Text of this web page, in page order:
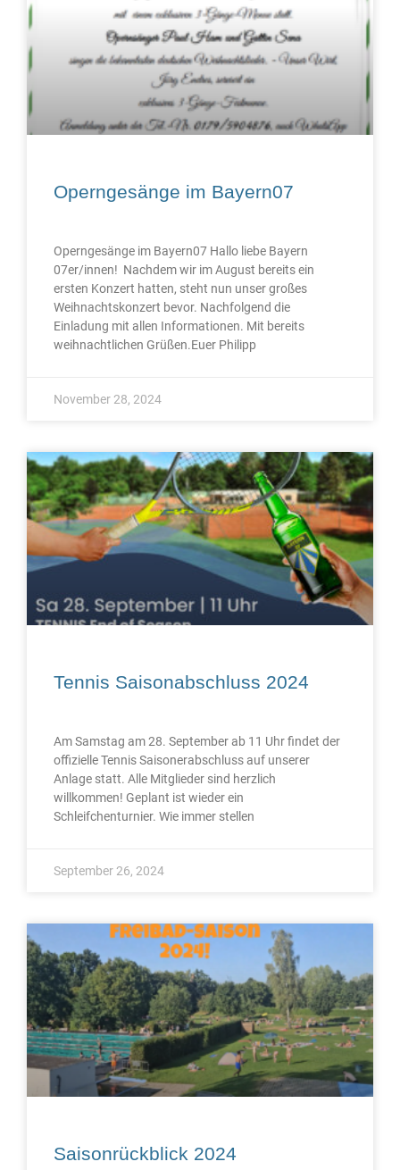
Operngesänge im Bayern07
Operngesänge im Bayern07 Hallo liebe Bayern
07er/innen! Nachdem wir im August bereits ein
ersten Konzert hatten, steht nun unser großes
Weihnachtskonzert bevor. Nachfolgend die
Einladung mit allen Informationen. Mit bereits
weihnachtlichen Grüßen.Euer Philipp
November 28, 2024
Tennis Saisonabschluss 2024
Am Samstag am 28. September ab 11 Uhr findet der
offizielle Tennis Saisonerabschluss auf unserer
Anlage statt. Alle Mitglieder sind herzlich
willkommen! Geplant ist wieder ein
Schleifchenturnier. Wie immer stellen
September 26, 2024
Saisonrückblick 2024